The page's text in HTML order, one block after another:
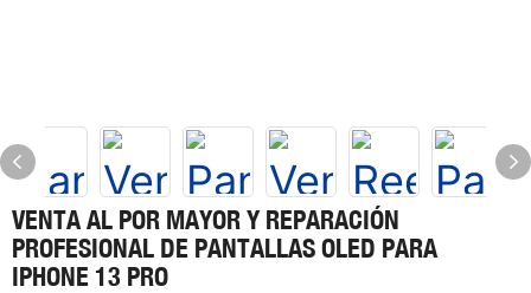
VENTA AL POR MAYOR Y REPARACIÓN
PROFESIONAL DE PANTALLAS OLED PARA
IPHONE 13 PRO